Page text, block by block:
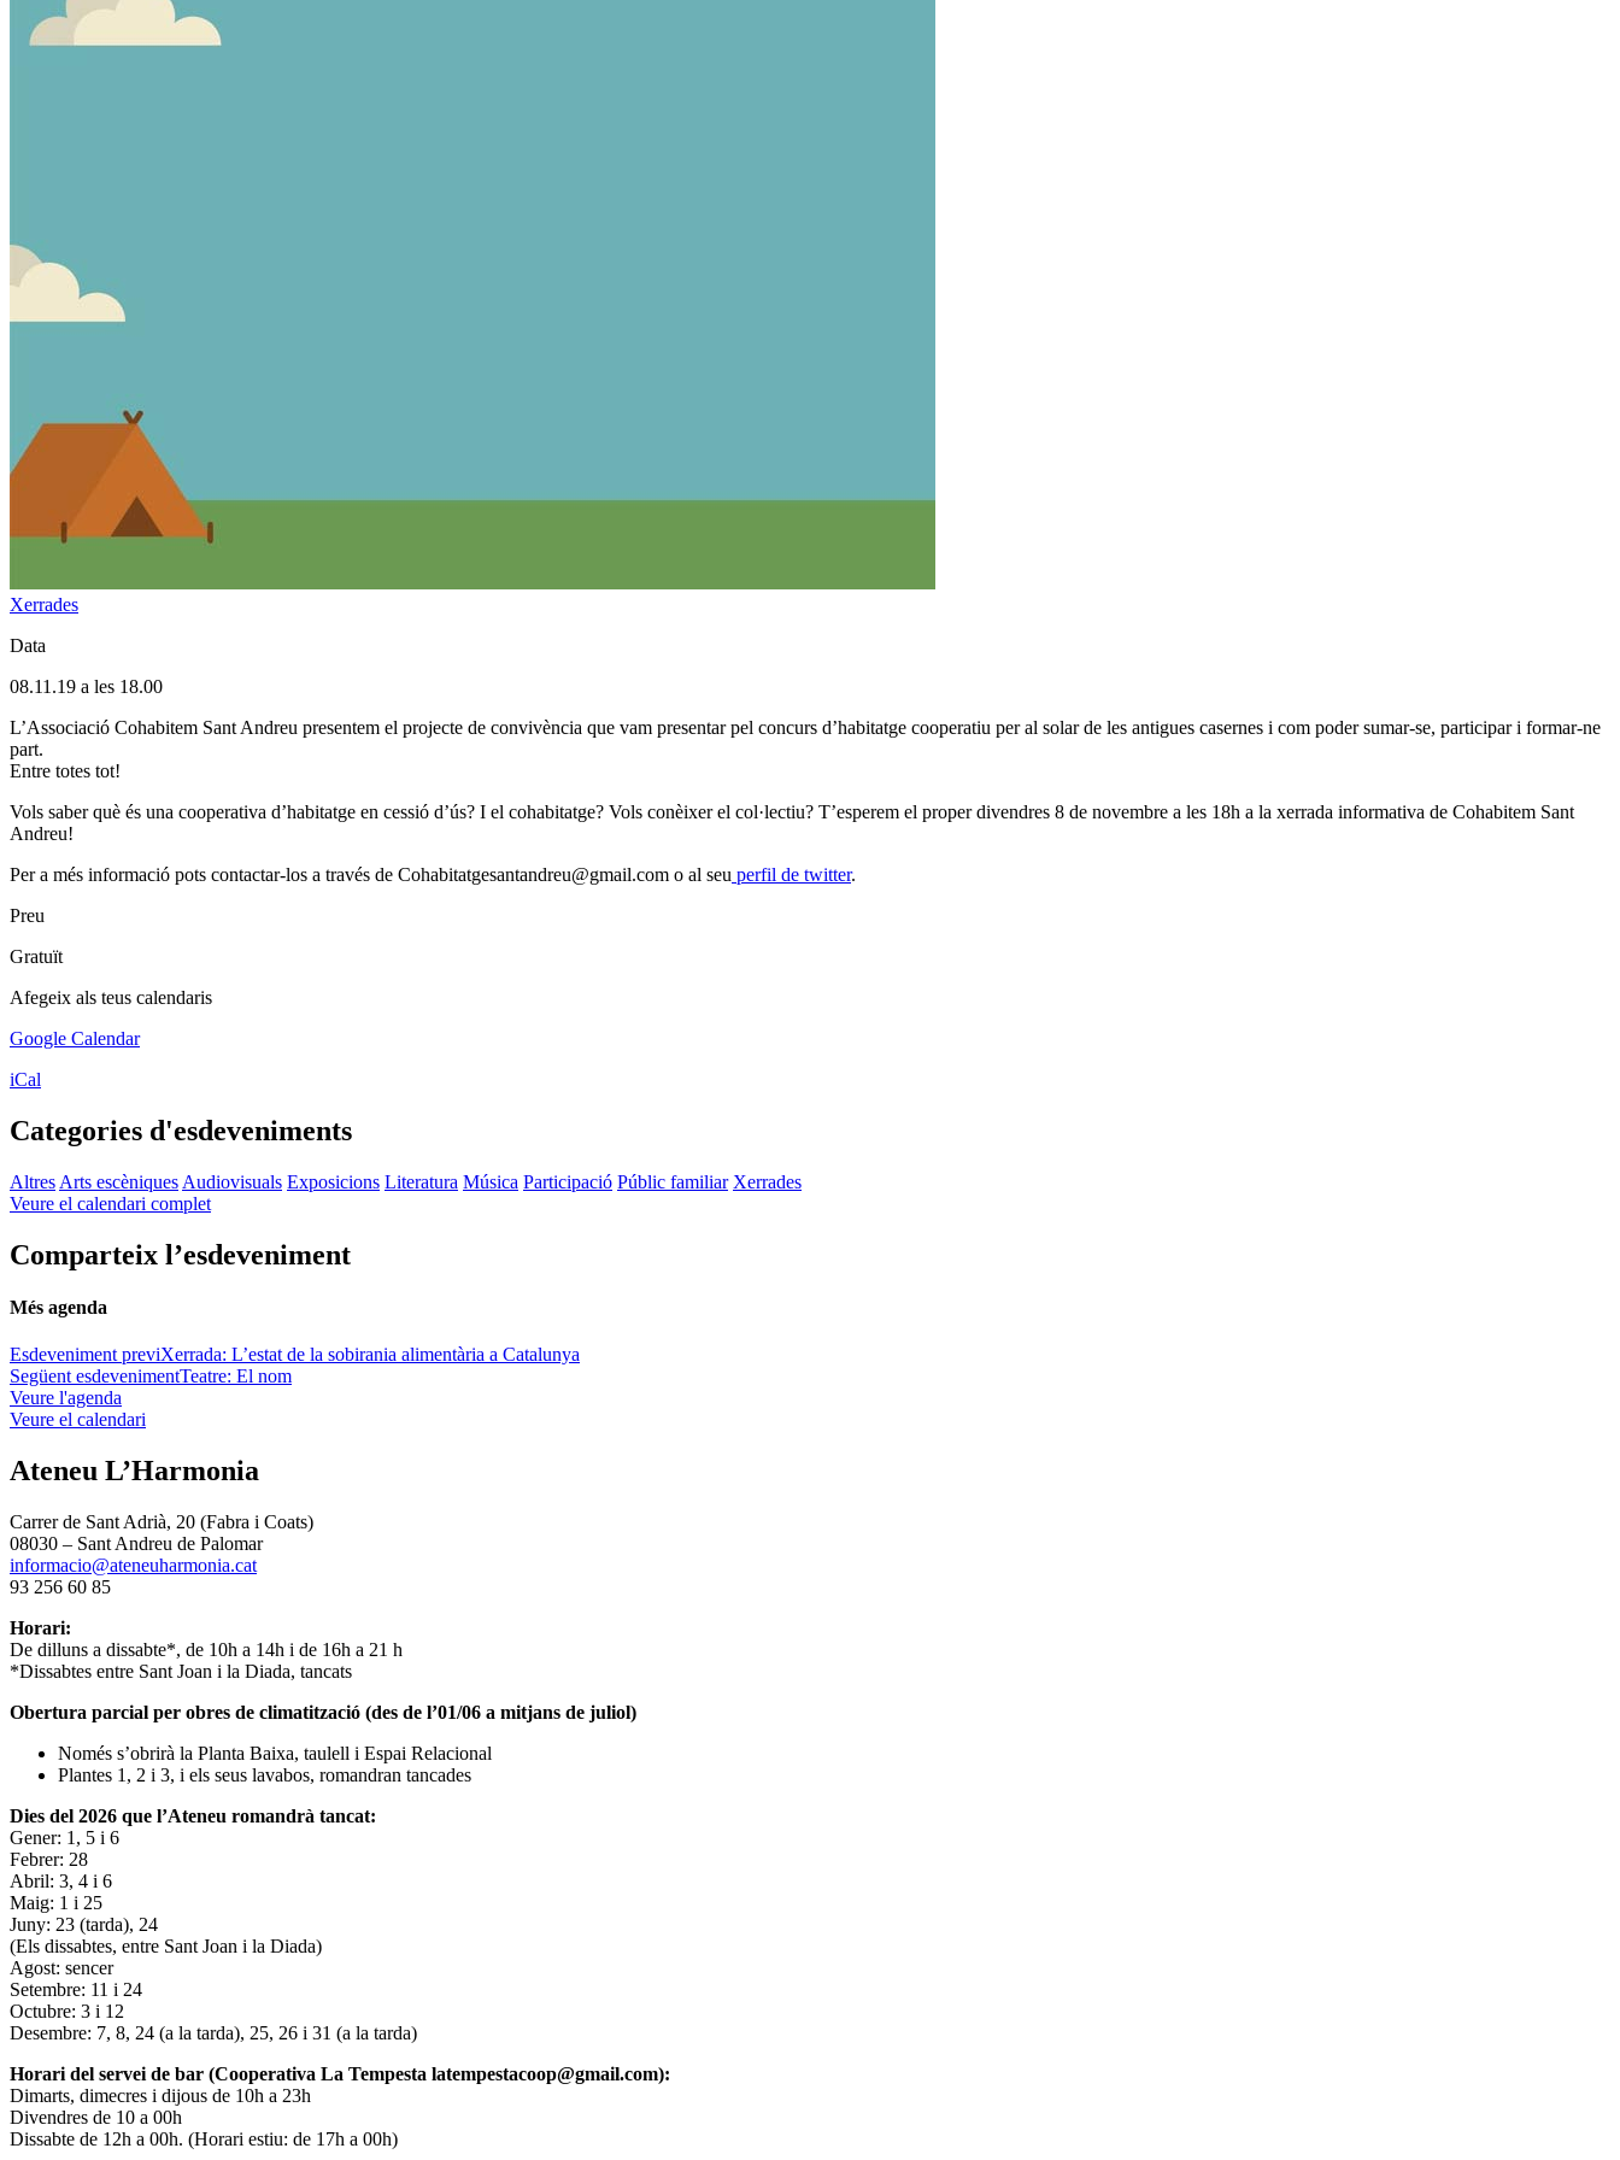
Xerrades
Data
08.11.19 a les 18.00
L’Associació Cohabitem Sant Andreu presentem el projecte de convivència que vam presentar pel concurs d’habitatge cooperatiu per al solar de les antigues casernes i com poder sumar-se, participar i formar-ne
part.
Entre totes tot!
Vols saber què és una cooperativa d’habitatge en cessió d’ús? I el cohabitatge? Vols conèixer el col·lectiu? T’esperem el proper divendres 8 de novembre a les 18h a la xerrada informativa de Cohabitem Sant
Andreu!
Per a més informació pots contactar-los a través de Cohabitatgesantandreu@gmail.com o al seu perfil de twitter.
Preu
Gratuït
Afegeix als teus calendaris
Google Calendar
iCal
Categories d'esdeveniments
Altres Arts escèniques Audiovisuals Exposicions Literatura Música Participació Públic familiar Xerrades
Veure el calendari complet
Comparteix l’esdeveniment
Més agenda
Esdeveniment previXerrada: L’estat de la sobirania alimentària a Catalunya
Següent esdevenimentTeatre: El nom
Veure l'agenda
Veure el calendari
Ateneu L’Harmonia
Carrer de Sant Adrià, 20 (Fabra i Coats)
08030 – Sant Andreu de Palomar
informacio@ateneuharmonia.cat
93 256 60 85
Horari:
De dilluns a dissabte*, de 10h a 14h i de 16h a 21 h
*Dissabtes entre Sant Joan i la Diada, tancats
Obertura parcial per obres de climatització (des de l’01/06 a mitjans de juliol)
Només s’obrirà la Planta Baixa, taulell i Espai Relacional
Plantes 1, 2 i 3, i els seus lavabos, romandran tancades
Dies del 2026 que l’Ateneu romandrà tancat:
Gener: 1, 5 i 6
Febrer: 28
Abril: 3, 4 i 6
Maig: 1 i 25
Juny: 23 (tarda), 24
(Els dissabtes, entre Sant Joan i la Diada)
Agost: sencer
Setembre: 11 i 24
Octubre: 3 i 12
Desembre: 7, 8, 24 (a la tarda), 25, 26 i 31 (a la tarda)
Horari del servei de bar (Cooperativa La Tempesta latempestacoop@gmail.com):
Dimarts, dimecres i dijous de 10h a 23h
Divendres de 10 a 00h
Dissabte de 12h a 00h. (Horari estiu: de 17h a 00h)